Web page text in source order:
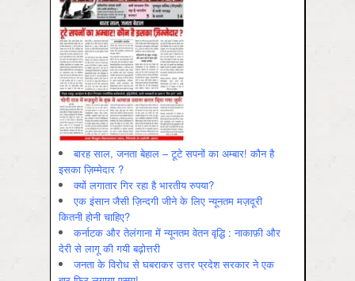
बारह साल, जनता बेहाल – टूटे सपनों का अम्बार! कौन है
इसका ज़िम्मेदार ?
क्यों लगातार गिर रहा है भारतीय रुपया?
एक इंसान जैसी ज़िन्दगी जीने के लिए न्यूनतम मज़दूरी
कितनी होनी चाहिए?
कर्नाटक और तेलंगाना में न्यूनतम वेतन वृद्धि : नाकाफ़ी और
देरी से लागू की गयी बढ़ोत्तरी
जनता के विरोध से घबराकर उत्तर प्रदेश सरकार ने एक